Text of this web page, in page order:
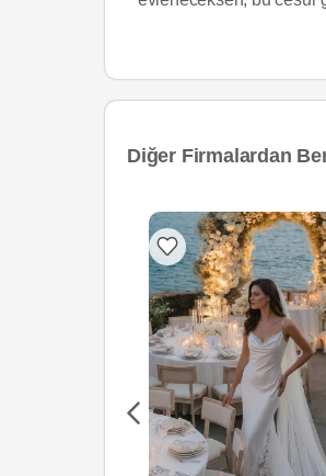
Diğer Firmalardan